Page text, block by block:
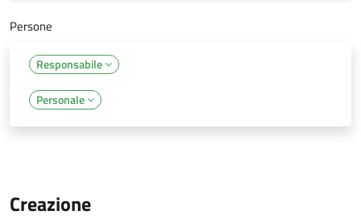
Persone
Responsabile
Personale
Creazione